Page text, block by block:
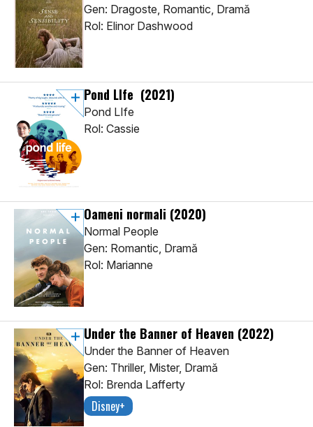
Gen: Dragoste, Romantic, Dramă
Rol: Elinor Dashwood
Pond LIfe (2021)
Pond LIfe
Rol: Cassie
Oameni normali (2020)
Normal People
Gen: Romantic, Dramă
Rol: Marianne
Under the Banner of Heaven (2022)
Under the Banner of Heaven
Gen: Thriller, Mister, Dramă
Rol: Brenda Lafferty
Disney+